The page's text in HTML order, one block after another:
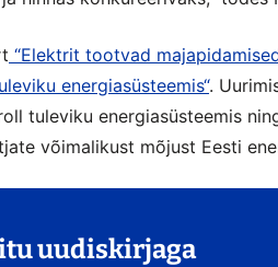
“Elektrit tootvad
energiasüsteemis“.
tuleviku energiasüsteemis
võimalikust mõjust Eesti
uudiskirjaga